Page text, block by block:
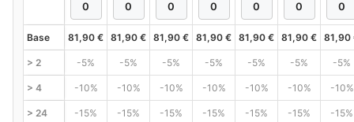
Base 81,90 € 81,90 € 81,90 € 81,90 € 81,90 € 81,90 € 81,90
> 2 -5% -5% -5% -5% -5% -5% -5%
> 4 -10% -10% -10% -10% -10% -10% -10%
> 24 -15% -15% -15% -15% -15% -15% -15%